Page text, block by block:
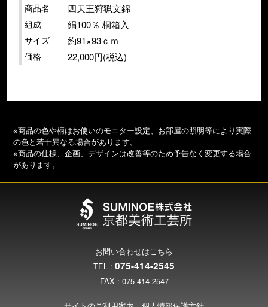
商品名
四天王狩猟文錦
組成
絹100％ 桐箱入
サイズ
約91×93ｃｍ
価格
22,000円(税込)
※商品の色や柄はお使いのモニター設定、お部屋の照明等により実際
の色と若干異なる場合があります。
※商品の仕様、企画、デザインは改善等のため予告なく変更する場合
があります。
お問い合わせはこちら
TEL : 075-414-2545
FAX : 075-414-2547